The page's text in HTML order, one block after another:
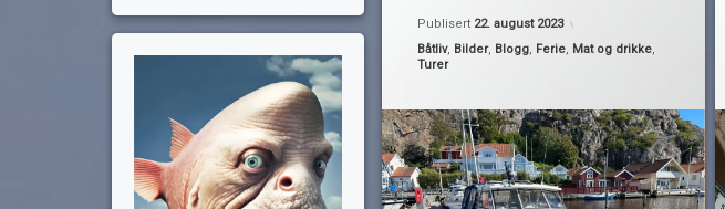
Publisert 22. august 2023
Kategorier:
Båtliv, Bilder, Blogg, Ferie, Mat og drikke,
Turer
Grebbestad
Kungsklyftan
tv-serie. bøker
Vetteberget